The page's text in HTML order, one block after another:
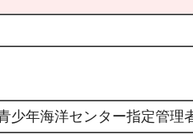
少年海洋センター指定管